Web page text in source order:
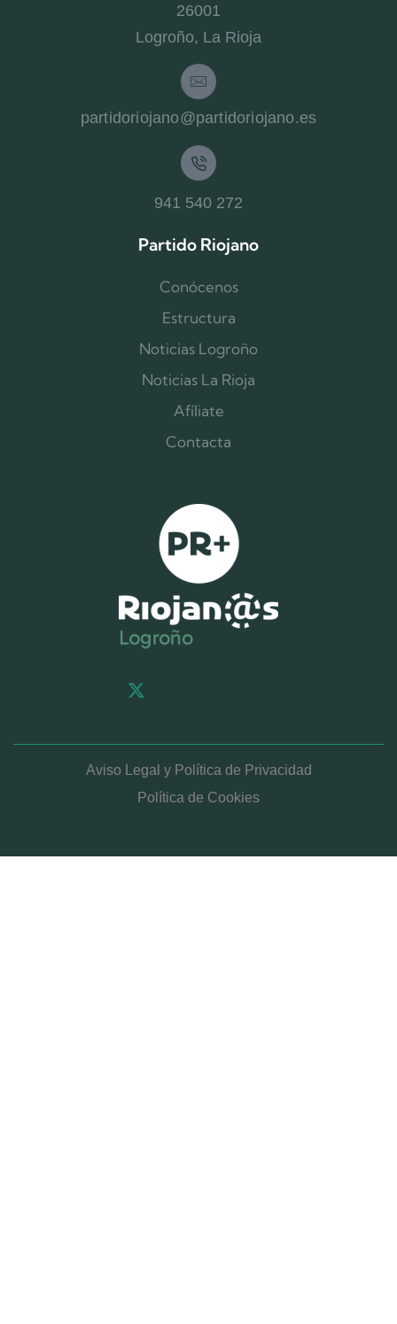
26001
Logroño, La Rioja
partidoriojano@partidoriojano.es
941 540 272
Partido Riojano
Conócenos
Estructura
Noticias Logroño
Noticias La Rioja
Afíliate
Contacta
X-
Aviso Legal y Política de Privacidad
Política de Cookies